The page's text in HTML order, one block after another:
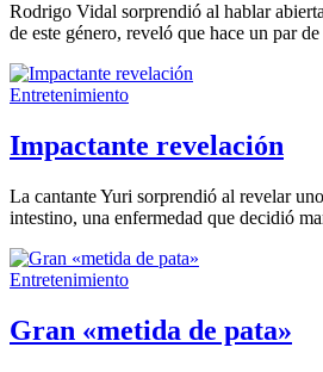
Rodrigo Vidal sorprendió al hablar
de este género, reveló que hace un par
Entretenimiento
Impactante revelación
La cantante Yuri sorprendió al revelar
intestino, una enfermedad que decidió
Entretenimiento
Gran «metida de pata»